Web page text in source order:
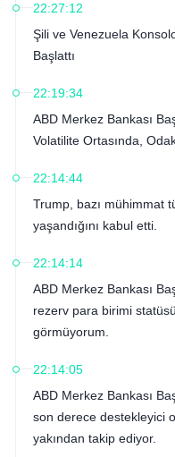
22:27:12
Şili ve Venezuela
Başlattı
22:19:34
ABD Merkez Bankası
Volatilite Ortasında,
22:14:44
Trump, bazı mühimmat
yaşandığını kabul etti.
22:14:14
ABD Merkez Bankası
rezerv para birimi
görmüyorum.
22:14:05
ABD Merkez Bankası
son derece destekleyici
yakından takip ediyor.